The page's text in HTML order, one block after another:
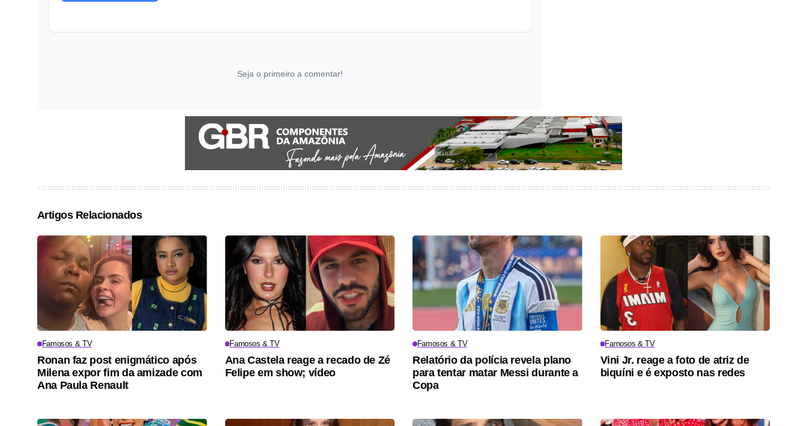
Seja o primeiro a comentar!
Artigos Relacionados
Famosos & TV
Ronan faz post enigmático após
Milena expor fim da amizade com
Ana Paula Renault
Famosos & TV
Ana Castela reage a recado de Zé
Felipe em show; vídeo
Famosos & TV
Relatório da polícia revela plano
para tentar matar Messi durante a
Copa
Famosos & TV
Vini Jr. reage a foto de atriz de
biquíni e é exposto nas redes